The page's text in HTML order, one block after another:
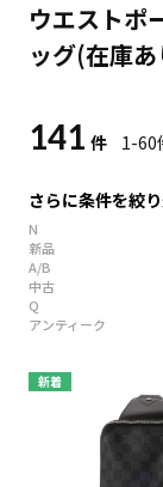
ウエストポ
ッグ(在庫
141 件 1-60
さらに条件を絞
N
新品
A/B
中古
Q
アンティーク
新着